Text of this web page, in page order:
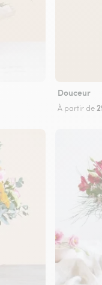
Douceur
À partir de